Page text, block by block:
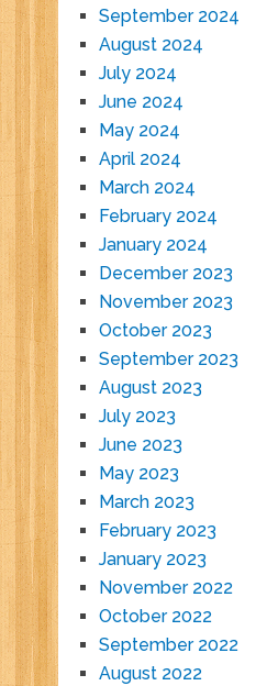
September 2024
August 2024
July 2024
June 2024
May 2024
April 2024
March 2024
February 2024
January 2024
December 2023
November 2023
October 2023
September 2023
August 2023
July 2023
June 2023
May 2023
March 2023
February 2023
January 2023
November 2022
October 2022
September 2022
August 2022